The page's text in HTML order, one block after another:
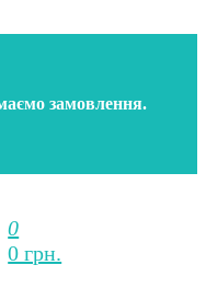
замовлення.
| Корм, іграшки,
Доставка по
0
0 грн.